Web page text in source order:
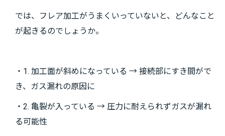
では、フレア加工がうまくいっていないと、どんなこと
が起きるのでしょうか。
・1. 加工面が斜めになっている → 接続部にすき間がで
き、ガス漏れの原因に
・2. 亀裂が入っている → 圧力に耐えられずガスが漏れ
る可能性